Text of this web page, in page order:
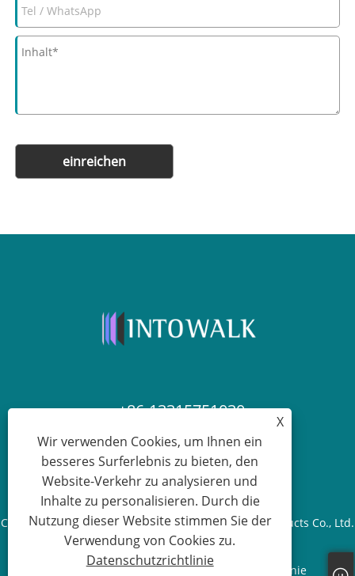
einreichen
+86-13315751030
paul@intowalk.com
Copyright © 2023 Cangzhou Yuanbenheng Glass Products Co., Ltd.
– Alle Rechte vorbehalten.
Sitemap RSS XML Datenschutzrichtlinie
X
Wir verwenden Cookies, um Ihnen ein
besseres Surferlebnis zu bieten, den
Website-Verkehr zu analysieren und
Inhalte zu personalisieren. Durch die
Nutzung dieser Website stimmen Sie der
Verwendung von Cookies zu.
Datenschutzrichtlinie